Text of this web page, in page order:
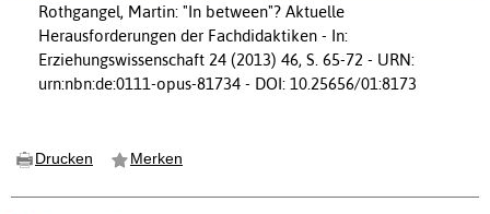
Rothgangel, Martin: "In between"? Aktuelle
Herausforderungen der Fachdidaktiken - In:
Erziehungswissenschaft 24 (2013) 46, S. 65-72 - URN:
urn:nbn:de:0111-opus-81734 - DOI: 10.25656/01:8173
Drucken Merken